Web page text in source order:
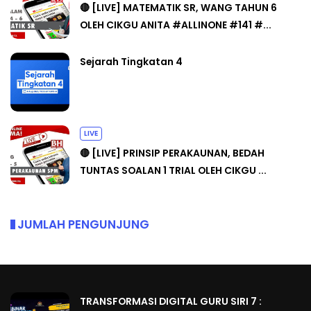
🔴 [LIVE] MATEMATIK SR, WANG TAHUN 6
OLEH CIKGU ANITA #ALLINONE #141 #...
Sejarah Tingkatan 4
LIVE
🔴 [LIVE] PRINSIP PERAKAUNAN, BEDAH
TUNTAS SOALAN 1 TRIAL OLEH CIKGU ...
JUMLAH PENGUNJUNG
TRANSFORMASI DIGITAL GURU SIRI 7 :